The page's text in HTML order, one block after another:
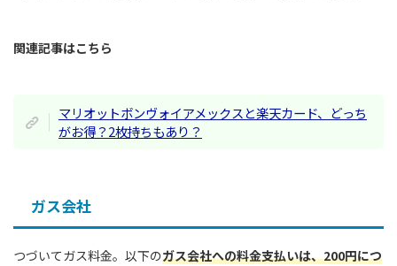
関連記事はこちら
マリオットボンヴォイアメックスと楽天カード、どっち
がお得？2枚持ちもあり？
ガス会社
つづいてガス料金。以下のガス会社への料金支払いは、200円につ